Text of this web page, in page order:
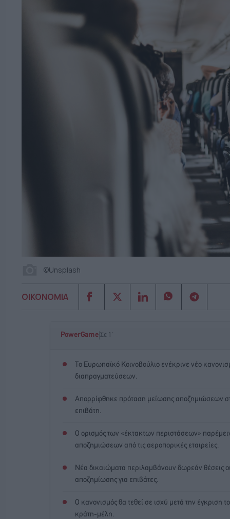
©Unsplash
ΟΙΚΟΝΟΜΙΑ
PowerGame| Σε 1'
Το Ευρωπαϊκό Κοινοβούλιο ενέκρινε νέο
διαπραγματεύσεων.
Απορρίφθηκε πρόταση μείωσης αποζημιώσεων
επιβάτη.
Ο ορισμός των «έκτακτων περιστάσεων»
αποζημιώσεων από τις αεροπορικές εταιρείες.
Νέα δικαιώματα περιλαμβάνουν δωρεάν θέσεις
αποζημίωσης για επιβάτες.
Ο κανονισμός θα τεθεί σε ισχύ μετά την έγκριση
κράτη-μέλη.